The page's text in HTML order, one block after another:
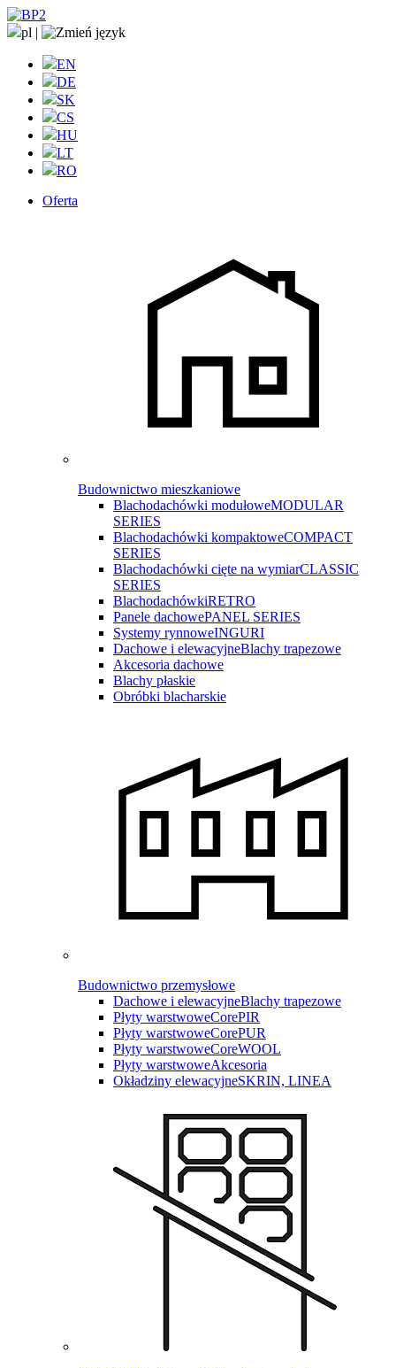
pl |
EN
DE
SK
CS
HU
LT
RO
Oferta
Budownictwo mieszkaniowe
Blachodachówki modułoweMODULAR
SERIES
Blachodachówki kompaktoweCOMPACT
SERIES
Blachodachówki cięte na wymiarCLASSIC
SERIES
BlachodachówkiRETRO
Panele dachowePANEL SERIES
Systemy rynnoweINGURI
Dachowe i elewacyjneBlachy trapezowe
Akcesoria dachowe
Blachy płaskie
Obróbki blacharskie
Budownictwo przemysłowe
Dachowe i elewacyjneBlachy trapezowe
Płyty warstwoweCorePIR
Płyty warstwoweCorePUR
Płyty warstwoweCoreWOOL
Płyty warstwoweAkcesoria
Okładziny elewacyjneSKRIN, LINEA